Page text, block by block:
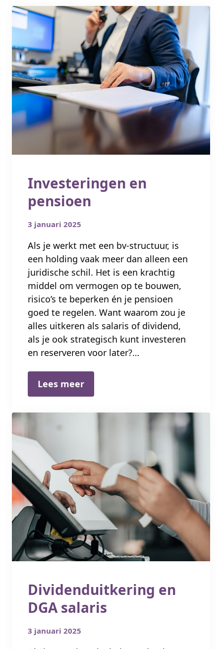
Investeringen en
pensioen
3 januari 2025
Als je werkt met een bv-structuur, is
een holding vaak meer dan alleen een
juridische schil. Het is een krachtig
middel om vermogen op te bouwen,
risico’s te beperken én je pensioen
goed te regelen. Want waarom zou je
alles uitkeren als salaris of dividend,
als je ook strategisch kunt investeren
en reserveren voor later?…
Lees meer
Dividenduitkering en
DGA salaris
3 januari 2025